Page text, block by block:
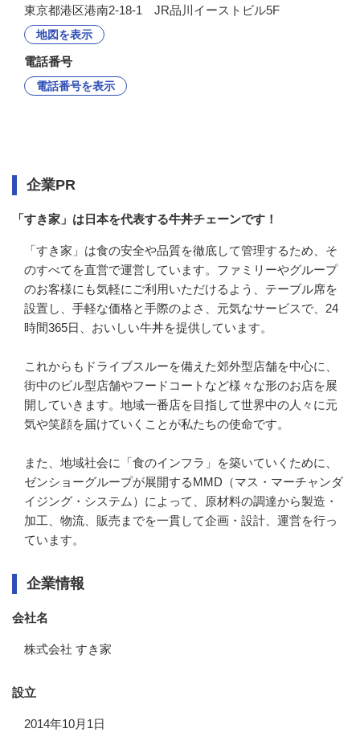
東京都港区港南2-18-1 JR品川イーストビル5F
地図を表示
電話番号
電話番号を表示
企業PR
「すき家」は日本を代表する牛丼チェーンです！
「すき家」は食の安全や品質を徹底して管理するため、そ
のすべてを直営で運営しています。ファミリーやグループ
のお客様にも気軽にご利用いただけるよう、テーブル席を
設置し、手軽な価格と手際のよさ、元気なサービスで、24
時間365日、おいしい牛丼を提供しています。
これからもドライブスルーを備えた郊外型店舗を中心に、
街中のビル型店舗やフードコートなど様々な形のお店を展
開していきます。地域一番店を目指して世界中の人々に元
気や笑顔を届けていくことが私たちの使命です。
また、地域社会に「食のインフラ」を築いていくために、
ゼンショーグループが展開するMMD（マス・マーチャンダ
イジング・システム）によって、原材料の調達から製造・
加工、物流、販売までを一貫して企画・設計、運営を行っ
ています。
企業情報
会社名
株式会社 すき家
設立
2014年10月1日